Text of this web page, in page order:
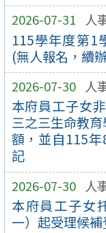
2026-07-31 人
115學年度第1
(無人報名，續
2026-07-30 人
本府員工子女
三之三生命教
額，並自115
記
2026-07-30 人
本府員工子女
一）起受理候